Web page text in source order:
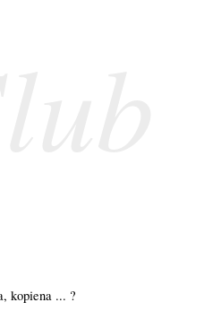
kopiena ... ?